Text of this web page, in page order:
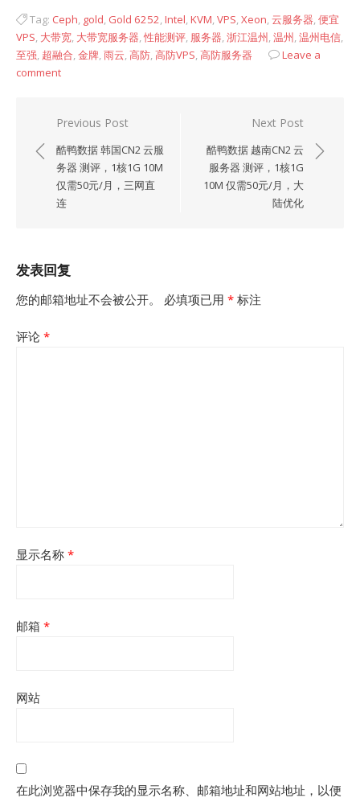
Tag: Ceph, gold, Gold 6252,Intel,KVM,VPS,Xeon,云服务器,便宜
VPS, 大带宽, 大带宽服务器,性能测评, 服务器,浙江温州,温州,温州电信,
至强, 超融合,金牌,雨云,高防,高防VPS,高防服务器
Leave a
comment
章
Previous Post
酷鸭数据 韩国CN2 云服
务器 测评，1核1G 10M
仅需50元/月，三网直
连
Next Post
酷鸭数据 越南CN2 云
服务器 测评，1核1G
10M 仅需50元/月，大
陆优化
发表回复
您的邮箱地址不会被公开。
必填项已用 * 标注
评论 *
显示名称 *
邮箱 *
网站
在此浏览器中保存我的显示名称、邮箱地址和网站地址，以便